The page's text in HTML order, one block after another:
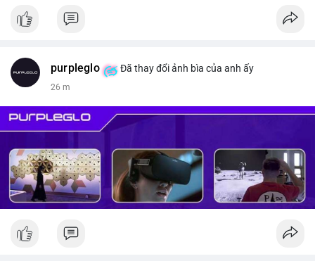
📰 Nguồn: CoinDesk
purpleglo Đã thay đổi ảnh bìa của anh ấy
26 m